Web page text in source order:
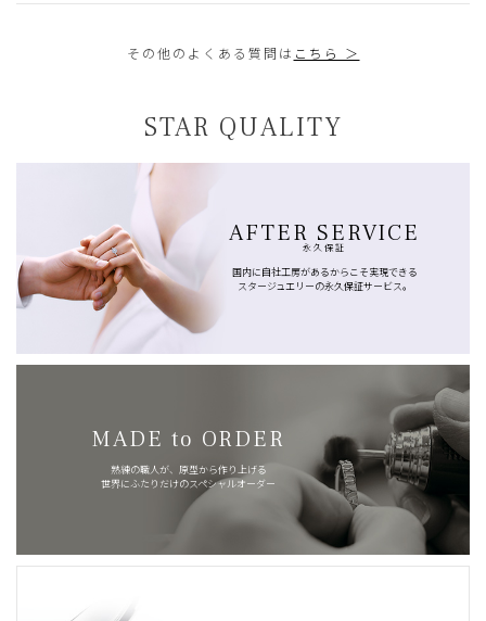
その他のよくある質問は こちら ＞
STAR QUALITY
AFTER SERVICE
永久保証
国内に自社工房があるからこそ実現できる
スタージュエリーの永久保証サービス。
MADE to ORDER
熟練の職人が、原型から作り上げる
世界にふたりだけのスペシャルオーダー